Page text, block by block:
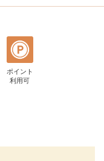
ポイント
利用可